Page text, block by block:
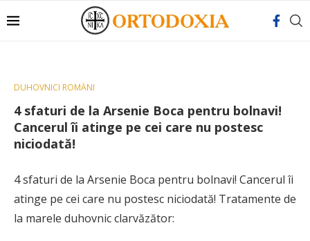
DUHOVNICI ROMÂNI
4 sfaturi de la Arsenie Boca pentru bolnavi!
Cancerul îi atinge pe cei care nu postesc
niciodată!
4 sfaturi de la Arsenie Boca pentru bolnavi! Cancerul îi
atinge pe cei care nu postesc niciodată! Tratamente de
la marele duhovnic clarvăzător: